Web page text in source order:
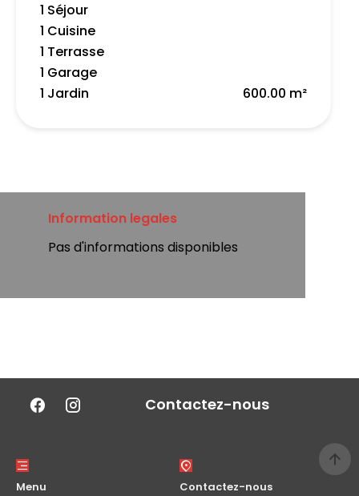
1 Séjour
1 Cuisine
1 Terrasse
1 Garage
1 Jardin
600.00 m²
Information legales
Pas d'informations disponibles
Contactez-nous
Menu Contactez-nous